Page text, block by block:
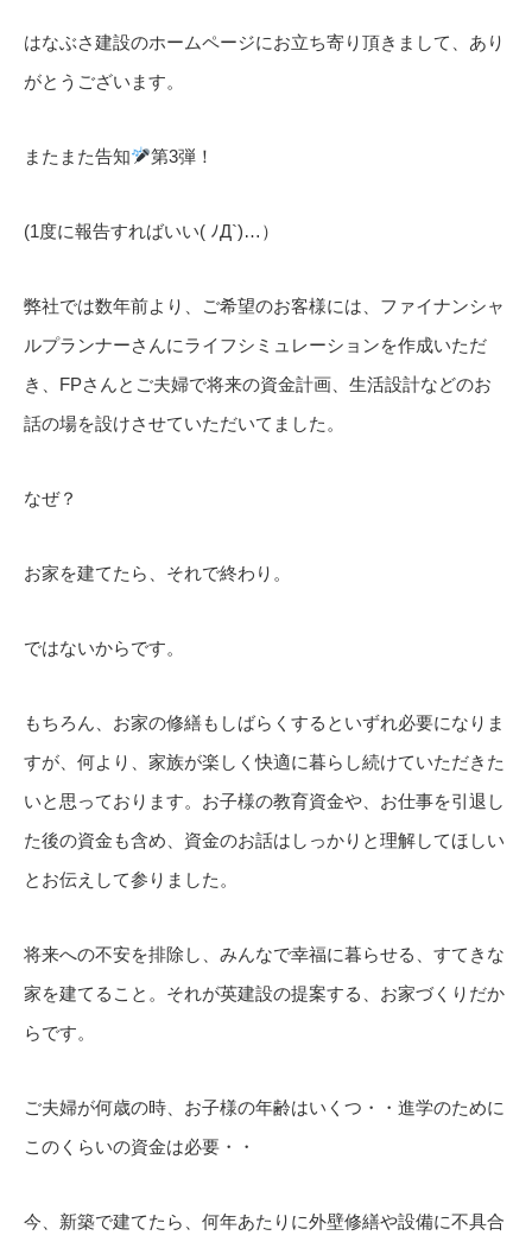
はなぶさ建設のホームページにお立ち寄り頂きまして、あり
がとうございます。
またまた告知 第3弾！
(1度に報告すればいい( ﾉД`)…）
弊社では数年前より、ご希望のお客様には、ファイナンシャ
ルプランナーさんにライフシミュレーションを作成いただ
き、FPさんとご夫婦で将来の資金計画、生活設計などのお
話の場を設けさせていただいてました。
なぜ？
お家を建てたら、それで終わり。
ではないからです。
もちろん、お家の修繕もしばらくするといずれ必要になりま
すが、何より、家族が楽しく快適に暮らし続けていただきた
いと思っております。お子様の教育資金や、お仕事を引退し
た後の資金も含め、資金のお話はしっかりと理解してほしい
とお伝えして参りました。
将来への不安を排除し、みんなで幸福に暮らせる、すてきな
家を建てること。それが英建設の提案する、お家づくりだか
らです。
ご夫婦が何歳の時、お子様の年齢はいくつ・・進学のために
このくらいの資金は必要・・
今、新築で建てたら、何年あたりに外壁修繕や設備に不具合